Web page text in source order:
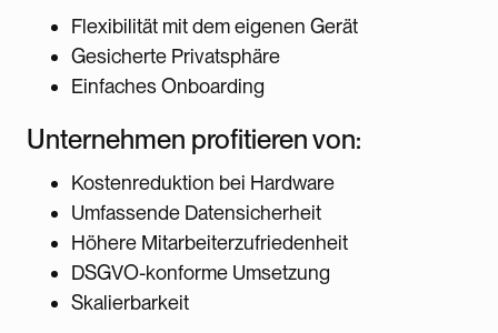
Flexibilität mit dem eigenen Gerät
Gesicherte Privatsphäre
Einfaches Onboarding
Unternehmen profitieren von:
Kostenreduktion bei Hardware
Umfassende Datensicherheit
Höhere Mitarbeiterzufriedenheit
DSGVO-konforme Umsetzung
Skalierbarkeit